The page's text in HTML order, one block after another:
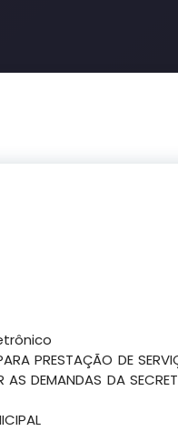
PRESTAÇÃO DE
AS DEMANDAS DA